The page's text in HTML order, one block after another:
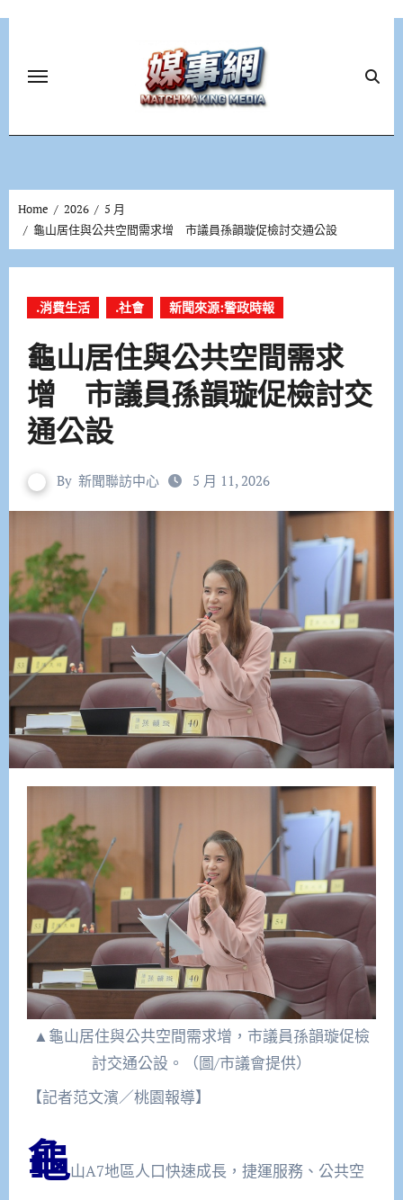
Home 2026
5 月
龜山居住與公共空間需求增 市議員孫韻璇促檢討交通公設
.消費生活 .社會 新聞來源:警政時報
龜山居住與公共空間需求
增 市議員孫韻璇促檢討交
通公設
By 新聞聯訪中心 5 月 11, 2026
▲龜山居住與公共空間需求增，市議員孫韻璇促檢
討交通公設。（圖/市議會提供）
【記者范文濱／桃園報導】
龜山A7地區人口快速成長，捷運服務、公共空